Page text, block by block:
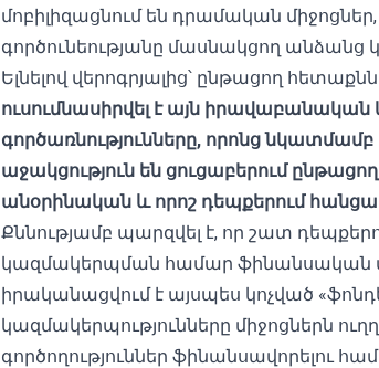
մոբիլիզացնում են դրամական
գործունեությանը մասնակցող անձանց
Ելնելով վերոգրյալից՝ ընթացող
ուսումնասիրվել է այն
գործառնությունները, որոնց
աջակցություն են ցուցաբերում
անօրինական և որոշ դեպքերում
Քննությամբ պարզվել է, որ շատ
կազմակերպման համար ֆինանսական
իրականացվում է այսպես կոչված
կազմակերպությունները միջոցներն
գործողություններ ֆինանսավորելու